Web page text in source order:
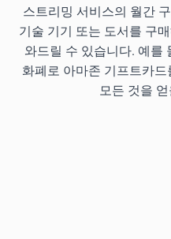
스트리밍 서비스의 월간
기술 기기 또는 도서를 구
와드릴 수 있습니다. 예를
화폐로 아마존 기프트카
모든 것을